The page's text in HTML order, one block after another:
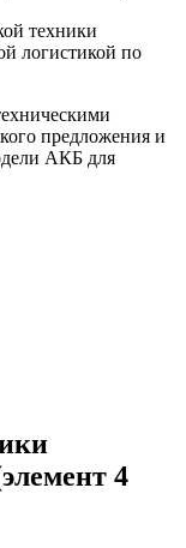
техники
логистикой по
предложения и
АКБ для
4